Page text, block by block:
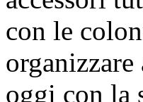
con le
oggi con la